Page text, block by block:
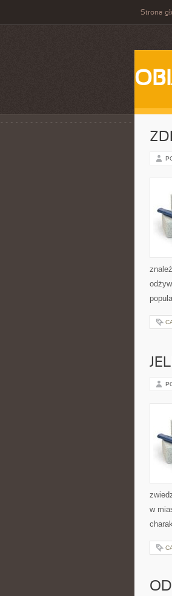
Strona
w